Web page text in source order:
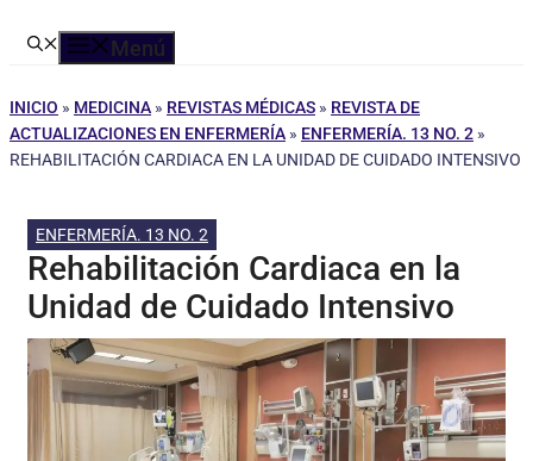
Menú
INICIO » MEDICINA » REVISTAS MÉDICAS » REVISTA DE
ACTUALIZACIONES EN ENFERMERÍA » ENFERMERÍA. 13 NO. 2 »
REHABILITACIÓN CARDIACA EN LA UNIDAD DE CUIDADO INTENSIVO
ENFERMERÍA. 13 NO. 2
Rehabilitación Cardiaca en la
Unidad de Cuidado Intensivo